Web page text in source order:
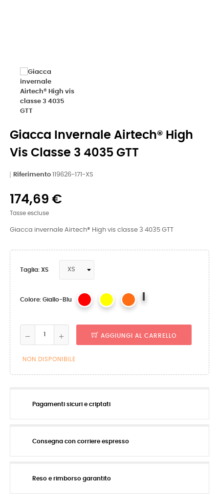
Giacca Invernale Airtech® High
Vis Classe 3 4035 GTT
Riferimento 119626-171-XS
174,69 €
Tasse escluse
Giacca invernale Airtech® High vis classe 3 4035 GTT
Taglia: XS
Colore: Giallo-Blu
AGGIUNGI AL CARRELLO
NON DISPONIBILE
Pagamenti sicuri e criptati
Consegna con corriere espresso
Reso e rimborso garantito